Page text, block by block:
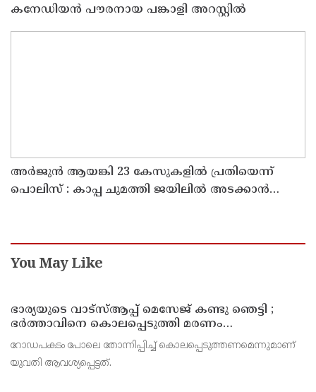
കനേഡിയന്‍ പൗരനായ പങ്കാളി അറസ്റ്റില്‍
അര്‍ജുന്‍ ആയങ്കി 23 കേസുകളില്‍ പ്രതിയെന്ന്
പൊലിസ് : കാപ്പ ചുമത്തി ജയിലില്‍ അടക്കാന്‍
You May Like
ഭാര്യയുടെ വാട്സ്ആപ്പ് മെസേജ് കണ്ടു ഞെട്ടി ;
ഭര്‍ത്താവിനെ കൊലപ്പെടുത്തി മരണം
റോഡപകടമാക്കി മാറ്റാന്‍ കാമുകനുമായി
പദ്ധതിയിട്ട യുവതിയും സുഹൃത്തും ഒളിവില്‍
റോഡപകടം പോലെ തോന്നിപ്പിച്ച് കൊലപ്പെടുത്തണമെന്നുമാണ്
യുവതി ആവശ്യപ്പെട്ടത്.